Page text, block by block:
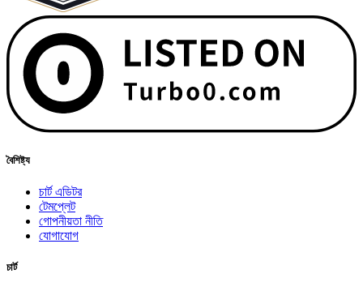
বৈশিষ্ট্য
চার্ট এডিটর
টেমপ্লেট
গোপনীয়তা নীতি
যোগাযোগ
চার্ট